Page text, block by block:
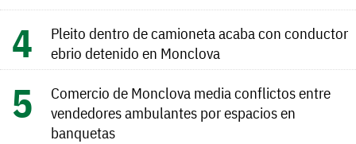
Pleito dentro de camioneta acaba con conductor
ebrio detenido en Monclova
Comercio de Monclova media conflictos entre
vendedores ambulantes por espacios en
banquetas